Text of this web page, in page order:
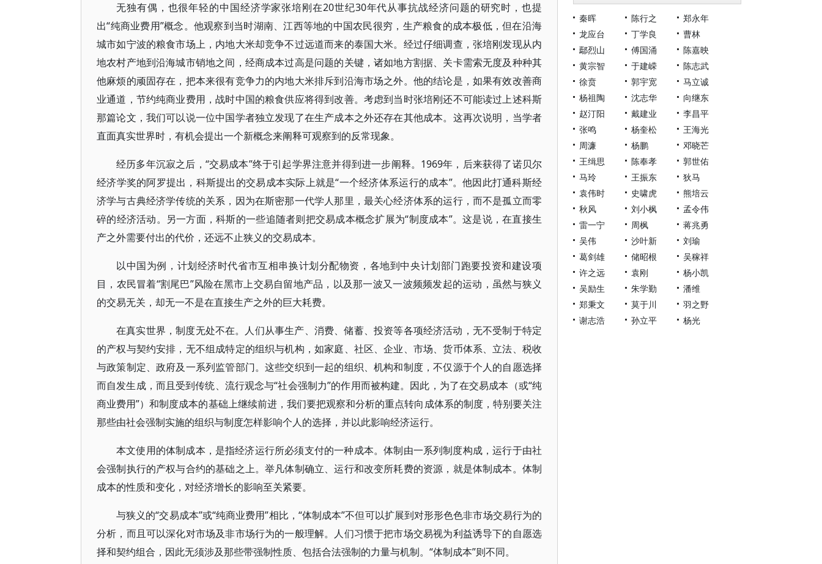
无独有偶，也很年轻的中国经济学家张培刚在20世纪30年代从事抗战经济问题的研究时，也提
出“纯商业费用”概念。他观察到当时湖南、江西等地的中国农民很穷，生产粮食的成本极低，但在沿海
城市如宁波的粮食市场上，内地大米却竞争不过远道而来的泰国大米。经过仔细调查，张培刚发现从内
地农村产地到沿海城市销地之间，经商成本过高是问题的关键，诸如地方割据、关卡需索无度及种种其
他麻烦的顽固存在，把本来很有竞争力的内地大米排斥到沿海市场之外。他的结论是，如果有效改善商
业通道，节约纯商业费用，战时中国的粮食供应将得到改善。考虑到当时张培刚还不可能读过上述科斯
那篇论文，我们可以说一位中国学者独立发现了在生产成本之外还存在其他成本。这再次说明，当学者
直面真实世界时，有机会提出一个新概念来阐释可观察到的反常现象。
经历多年沉寂之后，“交易成本”终于引起学界注意并得到进一步阐释。1969年，后来获得了诺贝尔
经济学奖的阿罗提出，科斯提出的交易成本实际上就是“一个经济体系运行的成本”。他因此打通科斯经
济学与古典经济学传统的关系，因为在斯密那一代学人那里，最关心经济体系的运行，而不是孤立而零
碎的经济活动。另一方面，科斯的一些追随者则把交易成本概念扩展为“制度成本”。这是说，在直接生
产之外需要付出的代价，还远不止狭义的交易成本。
以中国为例，计划经济时代省市互相串换计划分配物资，各地到中央计划部门跑要投资和建设项
目，农民冒着“割尾巴”风险在黑市上交易自留地产品，以及那一波又一波频频发起的运动，虽然与狭义
的交易无关，却无一不是在直接生产之外的巨大耗费。
在真实世界，制度无处不在。人们从事生产、消费、储蓄、投资等各项经济活动，无不受制于特定
的产权与契约安排，无不组成特定的组织与机构，如家庭、社区、企业、市场、货币体系、立法、税收
与政策制定、政府及一系列监管部门。这些交织到一起的组织、机构和制度，不仅源于个人的自愿选择
而自发生成，而且受到传统、流行观念与“社会强制力”的作用而被构建。因此，为了在交易成本（或“纯
商业费用”）和制度成本的基础上继续前进，我们要把观察和分析的重点转向成体系的制度，特别要关注
那些由社会强制实施的组织与制度怎样影响个人的选择，并以此影响经济运行。
本文使用的体制成本，是指经济运行所必须支付的一种成本。体制由一系列制度构成，运行于由社
会强制执行的产权与合约的基础之上。举凡体制确立、运行和改变所耗费的资源，就是体制成本。体制
成本的性质和变化，对经济增长的影响至关紧要。
与狭义的“交易成本”或“纯商业费用”相比，“体制成本”不但可以扩展到对形形色色非市场交易行为的
分析，而且可以深化对市场及非市场行为的一般理解。人们习惯于把市场交易视为利益诱导下的自愿选
择和契约组合，因此无须涉及那些带强制性质、包括合法强制的力量与机制。“体制成本”则不同。
秦晖 陈行之
郑永年
龙应台
丁学良
曹林
鄢烈山
傅国涌
陈嘉映
黄宗智
于建嵘
陈志武
徐贲
郭宇宽
马立诚
杨祖陶
沈志华
向继东
赵汀阳
戴建业
李昌平
张鸣
杨奎松
王海光
周濂
杨鹏
邓晓芒
王缉思
陈奉孝
郭世佑
马玲
王振东
狄马
袁伟时
史啸虎
熊培云
秋风
刘小枫
孟令伟
雷一宁
周枫
蒋兆勇
吴伟
沙叶新
刘瑜
葛剑雄
储昭根
吴稼祥
许之远
袁刚
杨小凯
吴励生
朱学勤
潘维
郑秉文
莫于川
羽之野
谢志浩
孙立平 杨光